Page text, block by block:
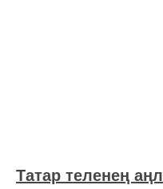
Татар теленең